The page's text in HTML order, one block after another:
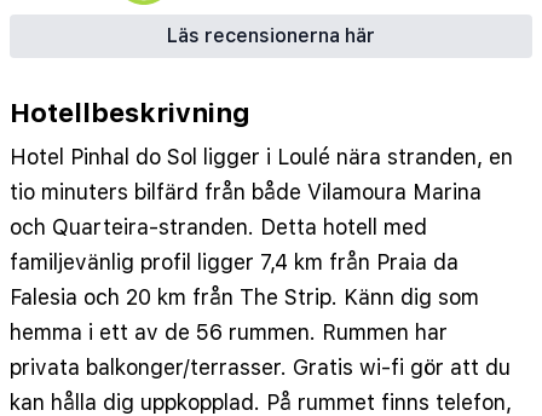
Läs recensionerna här
Hotellbeskrivning
Hotel Pinhal do Sol ligger i Loulé nära stranden, en
tio minuters bilfärd från både Vilamoura Marina
och Quarteira-stranden. Detta hotell med
familjevänlig profil ligger 7,4 km från Praia da
Falesia och 20 km från The Strip. Känn dig som
hemma i ett av de 56 rummen. Rummen har
privata balkonger/terrasser. Gratis wi-fi gör att du
kan hålla dig uppkopplad. På rummet finns telefon,